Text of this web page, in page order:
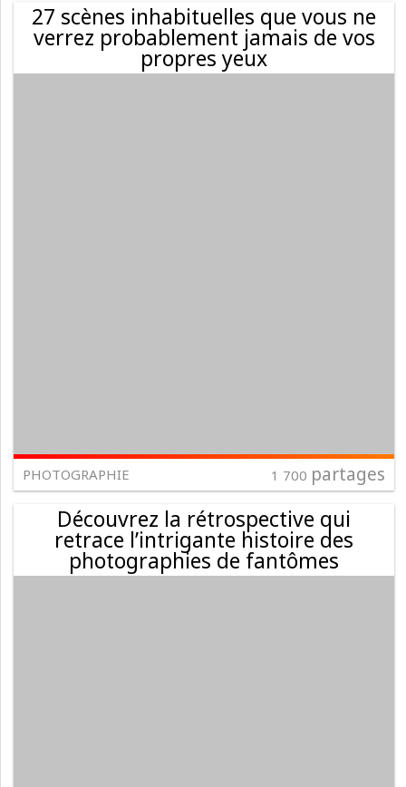
27 scènes inhabituelles que vous ne
verrez probablement jamais de vos
propres yeux
PHOTOGRAPHIE 1 700 partages
Découvrez la rétrospective qui
retrace l’intrigante histoire des
photographies de fantômes